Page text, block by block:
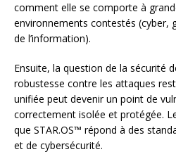
comment elle se comporte à
environnements contestés (cyber,
de l’information).
Ensuite, la question de la sécurité
robustesse contre les attaques
unifiée peut devenir un point de
correctement isolée et protégée.
que STAR.OS™ répond à des
et de cybersécurité.